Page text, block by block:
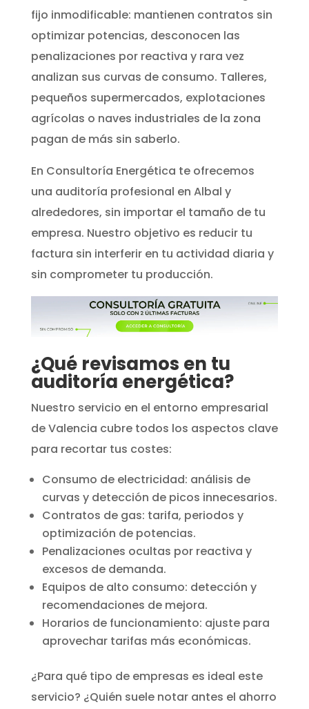
fijo inmodificable: mantienen contratos sin
optimizar potencias, desconocen las
penalizaciones por reactiva y rara vez
analizan sus curvas de consumo. Talleres,
pequeños supermercados, explotaciones
agrícolas o naves industriales de la zona
pagan de más sin saberlo.
En Consultoría Energética te ofrecemos
una auditoría profesional en Albal y
alrededores, sin importar el tamaño de tu
empresa. Nuestro objetivo es reducir tu
factura sin interferir en tu actividad diaria y
sin comprometer tu producción.
¿Qué revisamos en tu
auditoría energética?
Nuestro servicio en el entorno empresarial
de Valencia cubre todos los aspectos clave
para recortar tus costes:
Consumo de electricidad: análisis de
curvas y detección de picos innecesarios.
Contratos de gas: tarifa, periodos y
optimización de potencias.
Penalizaciones ocultas por reactiva y
excesos de demanda.
Equipos de alto consumo: detección y
recomendaciones de mejora.
Horarios de funcionamiento: ajuste para
aprovechar tarifas más económicas.
¿Para qué tipo de empresas es ideal este
servicio? ¿Quién suele notar antes el ahorro